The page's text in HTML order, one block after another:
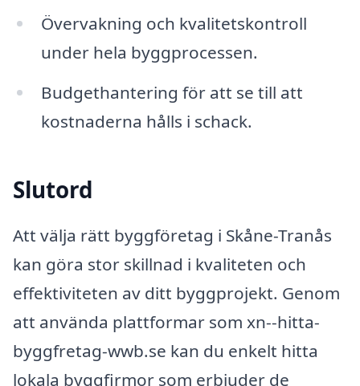
Övervakning och kvalitetskontroll
under hela byggprocessen.
Budgethantering för att se till att
kostnaderna hålls i schack.
Slutord
Att välja rätt byggföretag i Skåne-Tranås
kan göra stor skillnad i kvaliteten och
effektiviteten av ditt byggprojekt. Genom
att använda plattformar som xn--hitta-
byggfretag-wwb.se kan du enkelt hitta
lokala byggfirmor som erbjuder de